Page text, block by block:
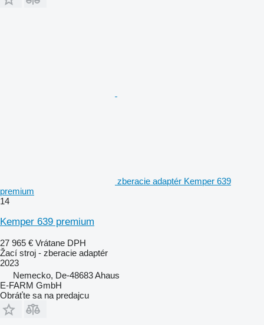
zberacie adaptér Kemper 639
premium
14
Kemper 639 premium
27 965 € Vrátane DPH
Žací stroj - zberacie adaptér
2023
Nemecko, De-48683 Ahaus
E-FARM GmbH
Obráťte sa na predajcu